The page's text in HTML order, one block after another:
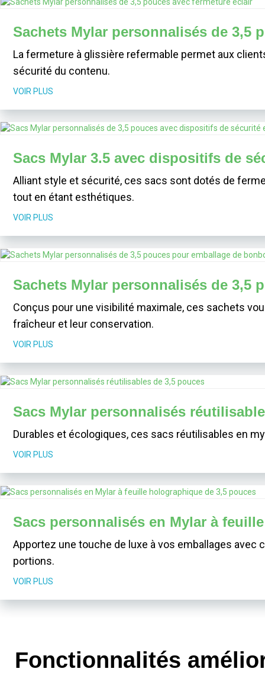
Sachets Mylar personnalisés de 3,5
La fermeture à glissière refermable permet aux
sécurité du contenu.
VOIR PLUS
Sacs Mylar 3.5 avec dispositifs de
Alliant style et sécurité, ces sacs sont dotés de
tout en étant esthétiques.
VOIR PLUS
Sachets Mylar personnalisés de 3,5
Conçus pour une visibilité maximale, ces sachets
fraîcheur et leur conservation.
VOIR PLUS
Sacs Mylar personnalisés
Durables et écologiques, ces sacs réutilisables en
VOIR PLUS
Sacs personnalisés en Mylar à
Apportez une touche de luxe à vos emballages
portions.
VOIR PLUS
Fonctionnalités